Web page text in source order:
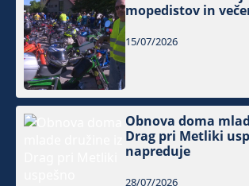
mopedistov in
15/07/2026
Obnova doma
Drag pri Metliki
napreduje
28/07/2026